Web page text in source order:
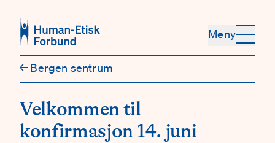
Meny
←Bergen sentrum
Velkommen til
konfirmasjon 14. juni